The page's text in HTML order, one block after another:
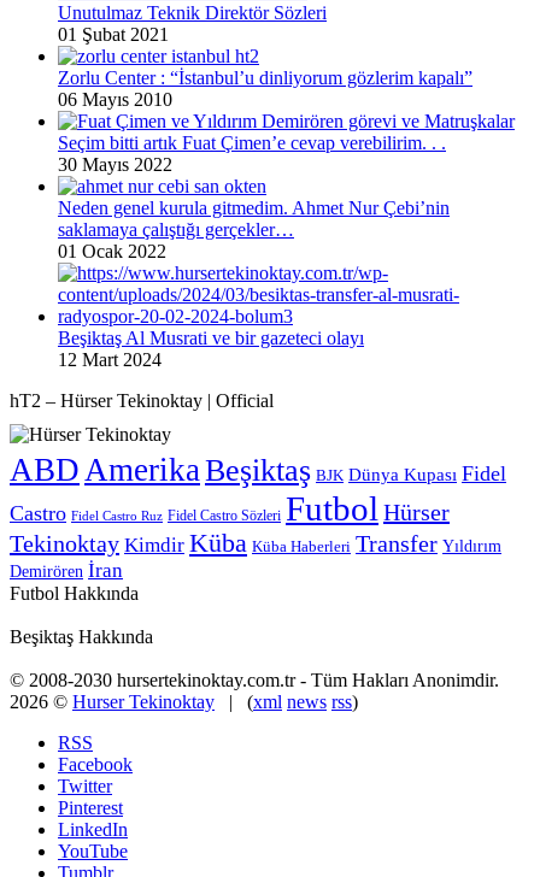
Unutulmaz Teknik Direktör Sözleri
01 Şubat 2021
Zorlu Center : “İstanbul’u dinliyorum gözlerim kapalı”
06 Mayıs 2010
Seçim bitti artık Fuat Çimen’e cevap verebilirim. . .
30 Mayıs 2022
Neden genel kurula gitmedim. Ahmet Nur Çebi’nin
saklamaya çalıştığı gerçekler…
01 Ocak 2022
Beşiktaş Al Musrati ve bir gazeteci olayı
12 Mart 2024
hT2 – Hürser Tekinoktay | Official
ABD Amerika Beşiktaş BJK Dünya Kupası Fidel
Castro Fidel Castro Ruz Fidel Castro Sözleri Futbol Hürser
Tekinoktay Kimdir Küba Küba Haberleri Transfer Yıldırım
Demirören İran
Futbol Hakkında
Beşiktaş Hakkında
© 2008-2030 hursertekinoktay.com.tr - Tüm Hakları Anonimdir.
2026 © Hurser Tekinoktay | (xml news rss)
RSS
Facebook
Twitter
Pinterest
LinkedIn
YouTube
Tumblr